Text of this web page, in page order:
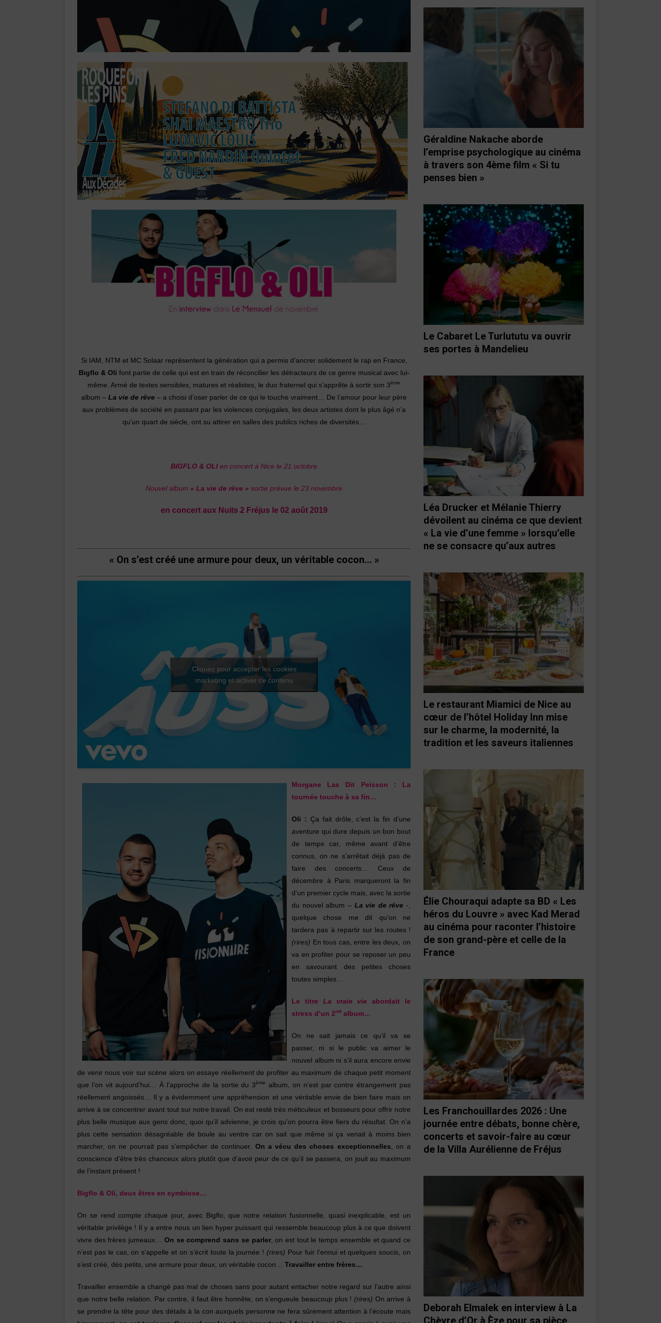
Si IAM, NTM et MC Solaar représentent la génération qui a permis d’ancrer solidement le rap en France,
Bigflo & Oli font partie de celle qui est en train de réconcilier les détracteurs de ce genre musical avec lui-
même. Armé de textes sensibles, matures et réalistes, le duo fraternel qui s’apprête à sortir son 3ème
album –La vie de rêve – a choisi d’oser parler de ce qui le touche vraiment… De l’amour pour leur père
aux problèmes de société en passant par les violences conjugales, les deux artistes dont le plus âgé n’a
qu’un quart de siècle, ont su attirer en salles des publics riches de diversités…
BIGFLO & OLIen concert à Nice le 21 octobre
Nouvel album « La vie de rêve »sortie prévue le 23 novembre
en concert aux Nuits 2 Fréjus le 02 août 2019
« On s’est créé une armure pour deux, un véritable cocon… »
Cliquez pour accepter les cookies
marketing et activer ce contenu
Morgane Las Dit Peisson : La
tournée touche à sa fin…
Oli : Ça fait drôle, c’est la fin d’une
aventure qui dure depuis un bon bout
de temps car, même avant d’être
connus, on ne s’arrêtait déjà pas de
faire des concerts… Ceux de
décembre à Paris marqueront la fin
d’un premier cycle mais, avec la sortie
du nouvel album – La vie de rêve -,
quelque chose me dit qu’on ne
tardera pas à repartir sur les routes !
(rires) En tous cas, entre les deux, on
va en profiter pour se reposer un peu
en savourant des petites choses
toutes simples…
Le titre La vraie vieabordait le
stress d’un 2nd album…
On ne sait jamais ce qu’il va se
passer, ni si le public va aimer le
nouvel album ni s’il aura encore envie
de venir nous voir sur scène alors on essaye réellement de profiter au maximum de chaque petit moment
que l’on vit aujourd’hui… À l’approche de la sortie du 3ème
album, on n’est par contre étrangement pas
réellement angoissés… Il y a évidemment une appréhension et une véritable envie de bien faire mais on
arrive à se concentrer avant tout sur notre travail. On est resté très méticuleux et bosseurs pour offrir notre
plus belle musique aux gens donc, quoi qu’il advienne, je crois qu’on pourra être fiers du résultat. On n’a
plus cette sensation désagréable de boule au ventre car on sait que même si ça venait à moins bien
marcher, on ne pourrait pas s’empêcher de continuer. On a vécu des choses exceptionnelles, on a
conscience d’être très chanceux alors plutôt que d’avoir peur de ce qu’il se passera, on jouit au maximum
de l’instant présent !
Bigflo & Oli, deux êtres en symbiose…
On se rend compte chaque jour, avec Bigflo, que notre relation fusionnelle, quasi inexplicable, est un
véritable privilège ! Il y a entre nous un lien hyper puissant qui ressemble beaucoup plus à ce que doivent
vivre des frères jumeaux… On se comprend sans se parler, on est tout le temps ensemble et quand ce
n’est pas le cas, on s’appelle et on s’écrit toute la journée ! (rires) Pour fuir l’ennui et quelques soucis, on
s’est créé, dès petits, une armure pour deux, un véritable cocon… Travailler entre frères…
Travailler ensemble a changé pas mal de choses sans pour autant entacher notre regard sur l’autre ainsi
que notre belle relation. Par contre, il faut être honnête, on s’engueule beaucoup plus !(rires) On arrive à
se prendre la tête pour des détails à la con auxquels personne ne fera sûrement attention à l’écoute mais
Géraldine Nakache aborde
l’emprise psychologique au cinéma
à travers son 4ème film « Si tu
penses bien »
Le Cabaret Le Turlututu va ouvrir
ses portes à Mandelieu
Léa Drucker et Mélanie Thierry
dévoilent au cinéma ce que devient
« La vie d’une femme » lorsqu’elle
ne se consacre qu’aux autres
Le restaurant Miamici de Nice au
cœur de l’hôtel Holiday Inn mise
sur le charme, la modernité, la
tradition et les saveurs italiennes
Élie Chouraqui adapte sa BD « Les
héros du Louvre » avec Kad Merad
au cinéma pour raconter l’histoire
de son grand-père et celle de la
France
Les Franchouillardes 2026 : Une
journée entre débats, bonne chère,
concerts et savoir-faire au cœur
de la Villa Aurélienne de Fréjus
Deborah Elmalek en interview à La